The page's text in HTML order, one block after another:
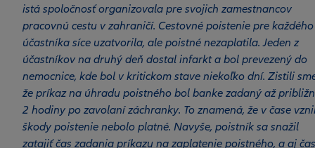
istá spoločnosť organizovala pre svojich zamestnancov
pracovnú cestu v zahraničí. Cestovné poistenie pre každého
účastníka síce uzatvorila, ale poistné nezaplatila. Jeden z
účastníkov na druhý deň dostal infarkt a bol prevezený do
nemocnice, kde bol v kritickom stave niekoľko dní. Zistili
že príkaz na úhradu poistného bol banke zadaný až
2 hodiny po zavolaní záchranky. To znamená, že v čase
škody poistenie nebolo platné. Navyše, poistník sa snažil
zatajiť čas zadania príkazu na zaplatenie poistného, a aj